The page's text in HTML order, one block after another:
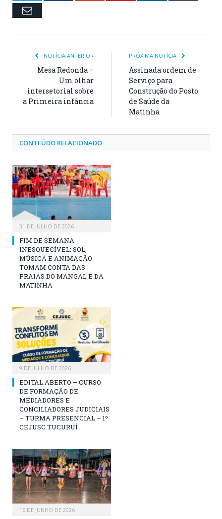
Email
NOTÍCIA ANTERIOR
Mesa Redonda –
Um olhar
intersetorial sobre
a Primeira infância
PRÓXIMA NOTÍCIA
Assinada ordem de
Serviço para
Construção do Posto
de Saúde da
Matinha
CONTEÚDO RELACIONADO
31 DE JULHO DE 2026
FIM DE SEMANA
INESQUECÍVEL: SOL,
MÚSICA E ANIMAÇÃO
TOMAM CONTA DAS
PRAIAS DO MANGAL E DA
MATINHA
9 DE JULHO DE 2026
EDITAL ABERTO – CURSO
DE FORMAÇÃO DE
MEDIADORES E
CONCILIADORES JUDICIAIS
– TURMA PRESENCIAL – 1º
CEJUSC TUCURUÍ
16 DE JUNHO DE 2026